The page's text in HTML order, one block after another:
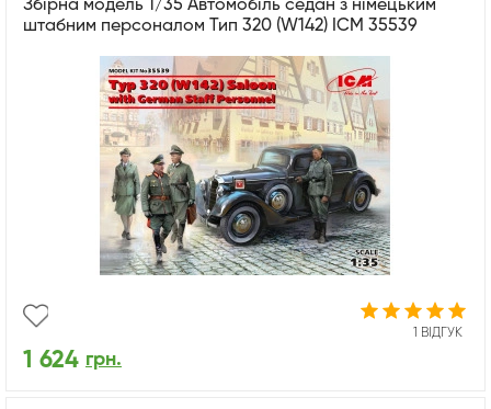
Збірна модель 1/35 Автомобіль седан з німецьким
штабним персоналом Тип 320 (W142) ICM 35539
1 ВІДГУК
1 624 грн.